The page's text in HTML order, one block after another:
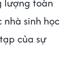
lượng toàn
sinh học
của sự